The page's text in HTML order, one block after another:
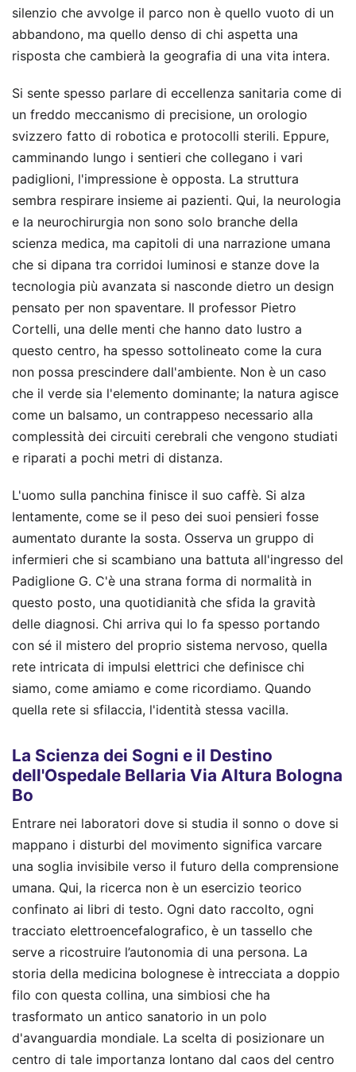
silenzio che avvolge il parco non è quello vuoto di un
abbandono, ma quello denso di chi aspetta una
risposta che cambierà la geografia di una vita intera.
Si sente spesso parlare di eccellenza sanitaria come di
un freddo meccanismo di precisione, un orologio
svizzero fatto di robotica e protocolli sterili. Eppure,
camminando lungo i sentieri che collegano i vari
padiglioni, l'impressione è opposta. La struttura
sembra respirare insieme ai pazienti. Qui, la neurologia
e la neurochirurgia non sono solo branche della
scienza medica, ma capitoli di una narrazione umana
che si dipana tra corridoi luminosi e stanze dove la
tecnologia più avanzata si nasconde dietro un design
pensato per non spaventare. Il professor Pietro
Cortelli, una delle menti che hanno dato lustro a
questo centro, ha spesso sottolineato come la cura
non possa prescindere dall'ambiente. Non è un caso
che il verde sia l'elemento dominante; la natura agisce
come un balsamo, un contrappeso necessario alla
complessità dei circuiti cerebrali che vengono studiati
e riparati a pochi metri di distanza.
L'uomo sulla panchina finisce il suo caffè. Si alza
lentamente, come se il peso dei suoi pensieri fosse
aumentato durante la sosta. Osserva un gruppo di
infermieri che si scambiano una battuta all'ingresso del
Padiglione G. C'è una strana forma di normalità in
questo posto, una quotidianità che sfida la gravità
delle diagnosi. Chi arriva qui lo fa spesso portando
con sé il mistero del proprio sistema nervoso, quella
rete intricata di impulsi elettrici che definisce chi
siamo, come amiamo e come ricordiamo. Quando
quella rete si sfilaccia, l'identità stessa vacilla.
La Scienza dei Sogni e il Destino
dell'Ospedale Bellaria Via Altura Bologna
Bo
Entrare nei laboratori dove si studia il sonno o dove si
mappano i disturbi del movimento significa varcare
una soglia invisibile verso il futuro della comprensione
umana. Qui, la ricerca non è un esercizio teorico
confinato ai libri di testo. Ogni dato raccolto, ogni
tracciato elettroencefalografico, è un tassello che
serve a ricostruire l’autonomia di una persona. La
storia della medicina bolognese è intrecciata a doppio
filo con questa collina, una simbiosi che ha
trasformato un antico sanatorio in un polo
d'avanguardia mondiale. La scelta di posizionare un
centro di tale importanza lontano dal caos del centro